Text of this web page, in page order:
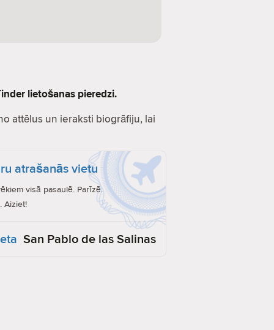
lietošanas pieredzi.
attēlus un ieraksti biogrāfiju, lai
atrašanās vietu
visā pasaulē. Parīzē.
Aiziet!
San Pablo de las Salinas